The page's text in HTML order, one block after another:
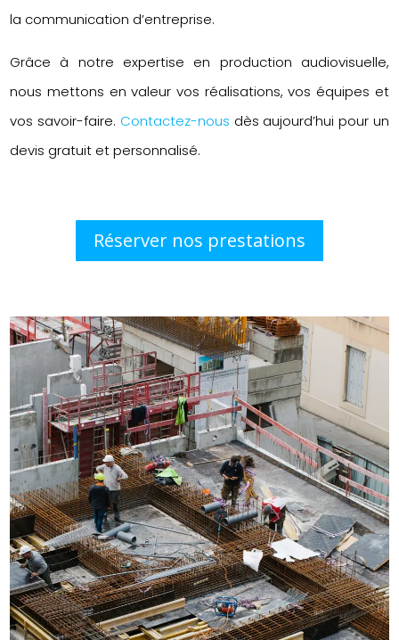
la communication d’entreprise.
Grâce à notre expertise en production audiovisuelle,
nous mettons en valeur vos réalisations, vos équipes et
vos savoir-faire. Contactez-nous dès aujourd’hui pour un
devis gratuit et personnalisé.
Réserver nos prestations